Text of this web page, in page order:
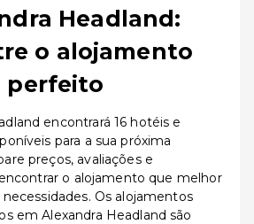
Headland:
o alojamento
perfeito
encontrará 16 hotéis e
para a sua próxima
preços, avaliações e
o alojamento que melhor
Os alojamentos
em Alexandra Headland são